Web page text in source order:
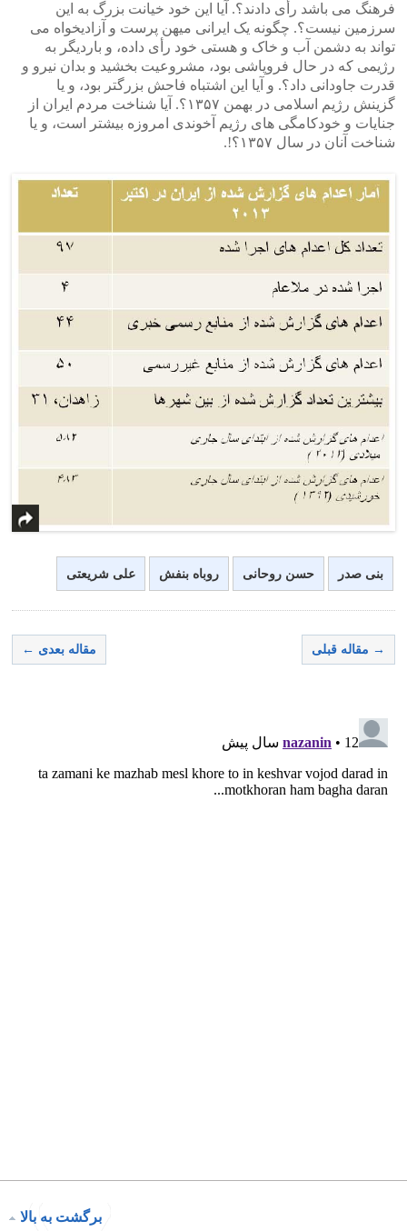
فرهنگ می باشد رأی دادند؟. آیا این خود خیانت بزرگ به این
سرزمین نیست؟. چگونه یک ایرانی میهن پرست و آزادیخواه می
تواند به دشمن آب و خاک و هستی خود رأی داده، و باردیگر به
رژیمی که در حال فروپاشی بود، مشروعیت بخشید و بدان نیرو و
قدرت جاودانی داد؟. و آیا این اشتباه فاحش بزرگتر بود، و یا
گزینش رژیم اسلامی در بهمن ۱۳۵۷؟. آیا شناخت مردم ایران از
جنایات و خودکامگی های رژیم آخوندی امروزه بیشتر است، و یا
شناخت آنان در سال ۱۳۵۷؟!.
بنی صدر حسن روحانی روباه بنفش علی شریعتی
→ مقاله قبلی مقاله بعدی ←
برگشت به بالا